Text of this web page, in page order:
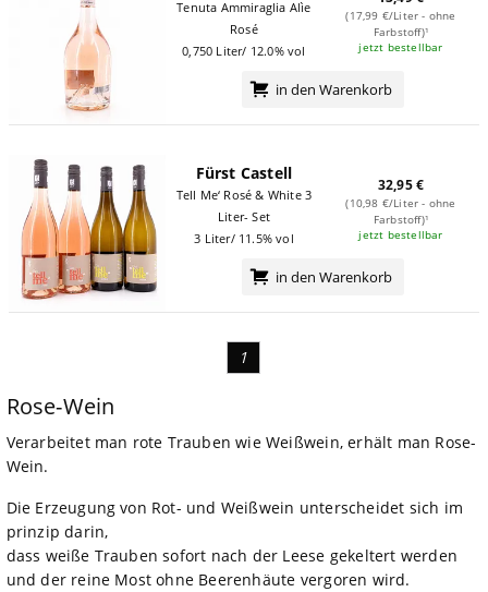
Tenuta Ammiraglia Alìe
Rosé
0,750 Liter/ 12.0% vol
(17,99 €/Liter - ohne
Farbstoff)¹
jetzt bestellbar
in den Warenkorb
Fürst Castell
Tell Me‘ Rosé & White 3
Liter- Set
3 Liter/ 11.5% vol
32,95 €
(10,98 €/Liter - ohne
Farbstoff)¹
jetzt bestellbar
in den Warenkorb
1
Rose-Wein
Verarbeitet man rote Trauben wie Weißwein, erhält man Rose-
Wein.
Die Erzeugung von Rot- und Weißwein unterscheidet sich im
prinzip darin,
dass weiße Trauben sofort nach der Leese gekeltert werden
und der reine Most ohne Beerenhäute vergoren wird.